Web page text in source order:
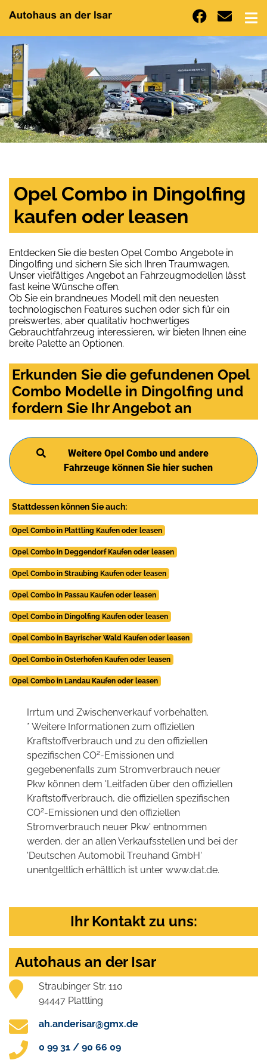
Opel Combo in Dingolfing
kaufen oder leasen
Entdecken Sie die besten Opel Combo Angebote in
Dingolfing und sichern Sie sich Ihren Traumwagen.
Unser vielfältiges Angebot an Fahrzeugmodellen lässt
fast keine Wünsche offen.
Ob Sie ein brandneues Modell mit den neuesten
technologischen Features suchen oder sich für ein
preiswertes, aber qualitativ hochwertiges
Gebrauchtfahrzeug interessieren, wir bieten Ihnen eine
breite Palette an Optionen.
Erkunden Sie die gefundenen Opel
Combo Modelle in Dingolfing und
fordern Sie Ihr Angebot an
Weitere Opel Combo und andere
Fahrzeuge können Sie hier suchen
Stattdessen können Sie auch:
Opel Combo in Plattling Kaufen oder leasen
Opel Combo in Deggendorf Kaufen oder leasen
Opel Combo in Straubing Kaufen oder leasen
Opel Combo in Passau Kaufen oder leasen
Opel Combo in Dingolfing Kaufen oder leasen
Opel Combo in Bayrischer Wald Kaufen oder leasen
Opel Combo in Osterhofen Kaufen oder leasen
Opel Combo in Landau Kaufen oder leasen
Irrtum und Zwischenverkauf vorbehalten.
* Weitere Informationen zum offiziellen
Kraftstoffverbrauch und zu den offiziellen
spezifischen CO2-Emissionen und
gegebenenfalls zum Stromverbrauch neuer
Pkw können dem 'Leitfaden über den offiziellen
Kraftstoffverbrauch, die offiziellen spezifischen
CO2-Emissionen und den offiziellen
Stromverbrauch neuer Pkw' entnommen
werden, der an allen Verkaufsstellen und bei der
'Deutschen Automobil Treuhand GmbH'
unentgeltlich erhältlich ist unter www.dat.de.
Ihr Kontakt zu uns:
Autohaus an der Isar
Straubinger Str. 110
94447 Plattling
ah.anderisar@gmx.de
0 99 31 / 90 66 09